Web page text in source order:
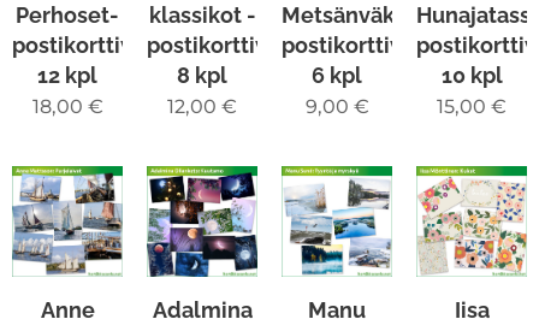
Perhoset-
postikorttivalikoima
12 kpl
18,00 €
klassikot -
postikorttivalikoima
8 kpl
12,00 €
Metsänväkeä-
postikorttivalikoima
6 kpl
9,00 €
10 kpl
15,00 €
Anne
Adalmina
Manu
Iisa